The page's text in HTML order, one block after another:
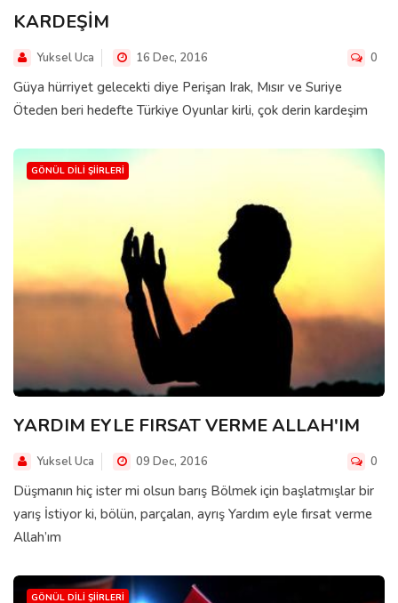
KARDEŞİM
Yuksel Uca 16 Dec, 2016 0
Güya hürriyet gelecekti diye Perişan Irak, Mısır ve Suriye
Öteden beri hedefte Türkiye Oyunlar kirli, çok derin kardeşim
GÖNÜL DILI ŞIIRLERI
YARDIM EYLE FIRSAT VERME ALLAH'IM
Yuksel Uca 09 Dec, 2016 0
Düşmanın hiç ister mi olsun barış Bölmek için başlatmışlar bir
yarış İstiyor ki, bölün, parçalan, ayrış Yardım eyle fırsat verme
Allah’ım
GÖNÜL DILI ŞIIRLERI